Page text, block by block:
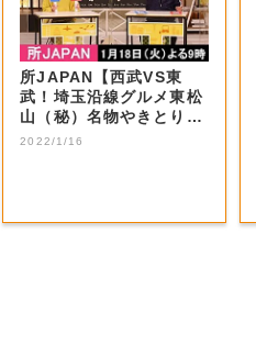
所JAPAN【西武VS東
武！埼玉沿線グルメ東松
山（秘）名物やきとり＆
秩父ホルモン...
2022/1/16